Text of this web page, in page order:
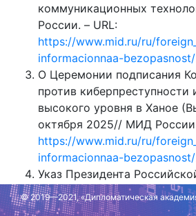
коммуникационных
России. – URL:
https://www.mid.ru/ru/
informacionnaa-
О Церемонии подписания
против киберпреступности
высокого уровня в Ханое
октября 2025// МИД
https://www.mid.ru/ru/
informacionnaa-
Указ Президента
утверждении Основ
политики Российской
© 2019—2021, «Дипломатическая